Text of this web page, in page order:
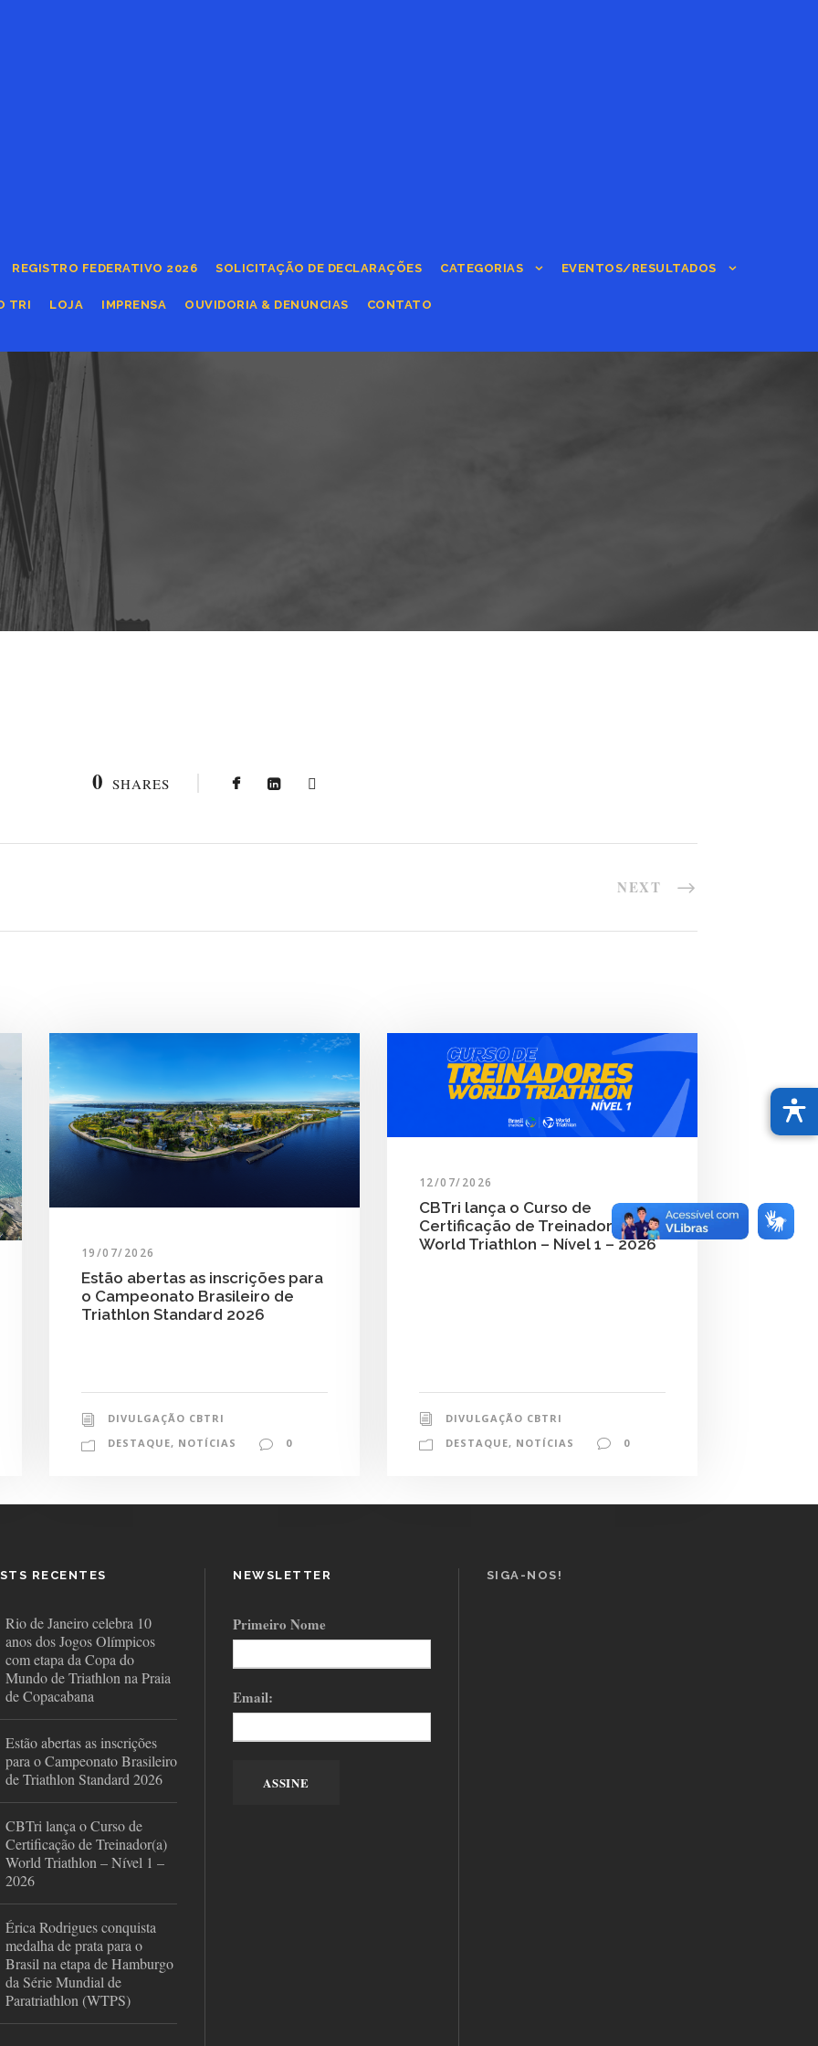
REGISTRO FEDERATIVO 2026 SOLICITAÇÃO DE DECLARAÇÕES CATEGORIAS EVENTOS/RESULTADOS
TRI LOJA IMPRENSA OUVIDORIA & DENUNCIAS CONTATO
0 SHARES
NEXT
19/07/2026
Estão abertas as inscrições para
o Campeonato Brasileiro de
Triathlon Standard 2026
DIVULGAÇÃO CBTRI
DESTAQUE, NOTÍCIAS 0
12/07/2026
CBTri lança o Curso de
Certificação de Treinador(a)
World Triathlon – Nível 1 – 2026
DIVULGAÇÃO CBTRI
DESTAQUE, NOTÍCIAS 0
RECENTES
Rio de Janeiro celebra 10
anos dos Jogos Olímpicos
com etapa da Copa do
Mundo de Triathlon na Praia
de Copacabana
Estão abertas as inscrições
para o Campeonato Brasileiro
de Triathlon Standard 2026
CBTri lança o Curso de
Certificação de Treinador(a)
World Triathlon – Nível 1 –
2026
Érica Rodrigues conquista
medalha de prata para o
Brasil na etapa de Hamburgo
da Série Mundial de
Paratriathlon (WTPS)
NEWSLETTER
Primeiro Nome
Email:
SIGA-NOS!